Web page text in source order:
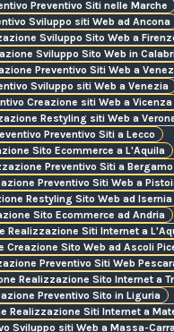
Preventivo Siti nelle Marche
Sviluppo siti Web ad Ancona
Sviluppo Sito Web a
Sviluppo Sito Web in
Preventivo Siti Web a
Sviluppo siti Web a Venezia
Creazione siti Web a Vicenza
Restyling siti Web a
Preventivo Siti a Lecco
Sito Ecommerce a L'Aquila
Preventivo Siti a Bergamo
Preventivo Siti Web a
Restyling Sito Web ad Isernia
Sito Ecommerce ad Andria
Realizzazione Siti Internet a
Creazione Sito Web ad Ascoli
Preventivo Siti Web
Realizzazione Sito Internet a
Preventivo Sito in Liguria
Realizzazione Siti Internet a
Sviluppo siti Web a Massa-